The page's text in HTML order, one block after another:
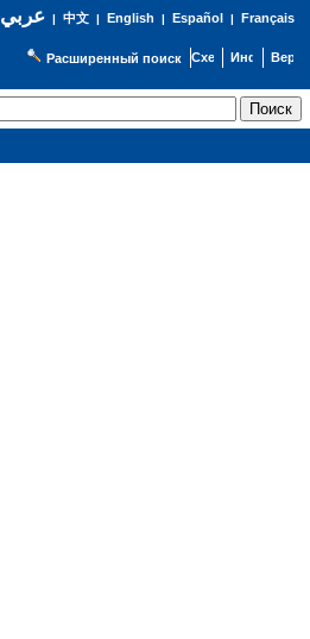
عربي| 中文| English | Español | Français
Расширенный поиск